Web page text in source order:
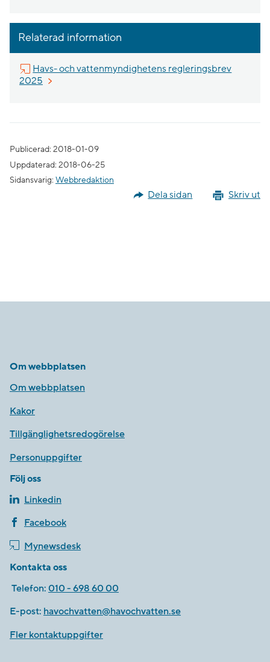
Relaterad information
Havs- och vattenmyndighetens regleringsbrev
2025 Länk till annan webbplats.
Publicerad: 2018-01-09
Uppdaterad: 2018-06-25
Sidansvarig: Webbredaktion
Skriv ut
Dela sidan
Om webbplatsen
Om webbplatsen
Kakor
Tillgänglighetsredogörelse
Personuppgifter
Följ oss
Linkedin
Facebook
Mynewsdesk
Kontakta oss
Telefon: 010 - 698 60 00
E-post: havochvatten@havochvatten.se
Fler kontaktuppgifter